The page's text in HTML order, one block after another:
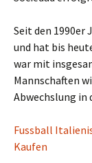
Seit den 1990er
und hat bis
war mit
Mannschaften
Abwechslung in
Fussball
Kaufen